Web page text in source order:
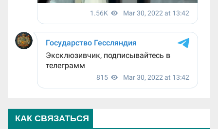
КАК СВЯЗАТЬСЯ